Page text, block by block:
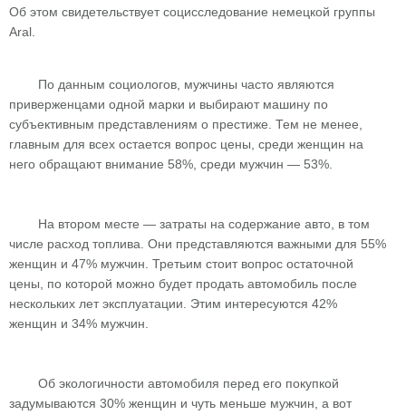
Об этом свидетельствует социсследование немецкой группы
Aral.
По данным социологов, мужчины часто являются
приверженцами одной марки и выбирают машину по
субъективным представлениям о престиже. Тем не менее,
главным для всех остается вопрос цены, среди женщин на
него обращают внимание 58%, среди мужчин — 53%.
На втором месте — затраты на содержание авто, в том
числе расход топлива. Они представляются важными для 55%
женщин и 47% мужчин. Третьим стоит вопрос остаточной
цены, по которой можно будет продать автомобиль после
нескольких лет эксплуатации. Этим интересуются 42%
женщин и 34% мужчин.
Об экологичности автомобиля перед его покупкой
задумываются 30% женщин и чуть меньше мужчин, а вот